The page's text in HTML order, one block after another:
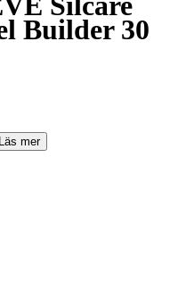
Builder 30
Läs mer